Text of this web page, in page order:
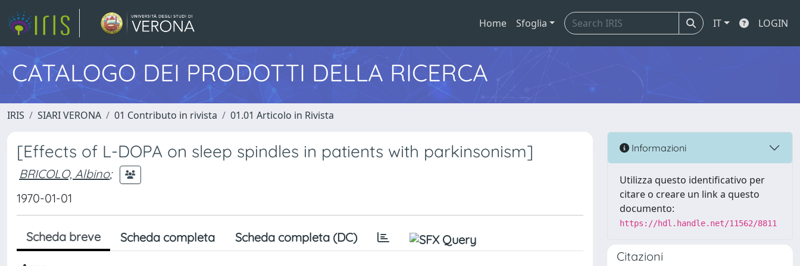
Home Sfoglia IT LOGIN
CATALOGO DEI PRODOTTI DELLA RICERCA
IRIS SIARI VERONA 01 Contributo in rivista 01.01 Articolo in Rivista
[Effects of L-DOPA on sleep spindles in patients with parkinsonism]
BRICOLO, Albino;
1970-01-01
Scheda breve Scheda completa Scheda completa (DC)
Informazioni
Utilizza questo identificativo per
citare o creare un link a questo
documento:
https://hdl.handle.net/11562/8811
Citazioni